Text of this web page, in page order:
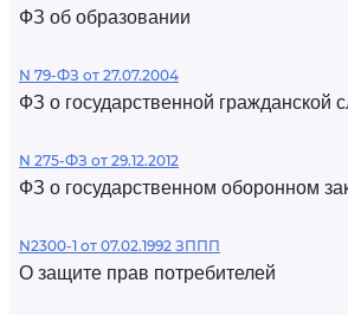
ФЗ об образовании
N 79-ФЗ от 27.07.2004
ФЗ о государственной гражданской
N 275-ФЗ от 29.12.2012
ФЗ о государственном оборонном
N2300-1 от 07.02.1992 ЗППП
О защите прав потребителей